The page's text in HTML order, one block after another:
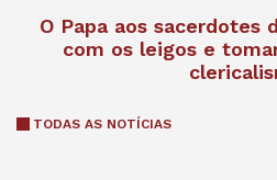
O Papa aos sacerdotes
com os leigos e
TODAS AS NOTÍCIAS